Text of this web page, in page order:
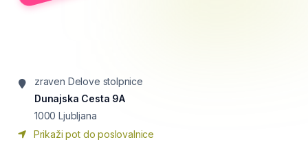
zraven Delove stolpnice
Dunajska Cesta 9A
1000 Ljubljana
Prikaži pot do poslovalnice